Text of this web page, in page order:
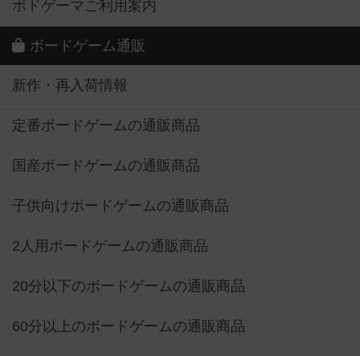
ボドゲーマご利用案内
ボードゲーム通販
新作・再入荷情報
定番ボードゲームの通販商品
国産ボードゲームの通販商品
子供向けボードゲームの通販商品
2人用ボードゲームの通販商品
20分以下のボードゲームの通販商品
60分以上のボードゲームの通販商品